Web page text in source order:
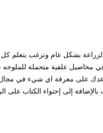
بشكل عام وترغب بتعلم كل
في محاصيل علفية متحملة
على معرفة اي شيء في
بالإضافة إلى إحتواء الكتاب